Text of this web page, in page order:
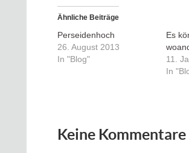
Ähnliche Beiträge
Perseidenhoch
26. August 2013
In "Blog"
Es
11.
In
Keine Kommentare